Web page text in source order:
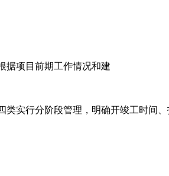
据项目前期工作情况和建
实行分阶段管理，明确开竣工时间